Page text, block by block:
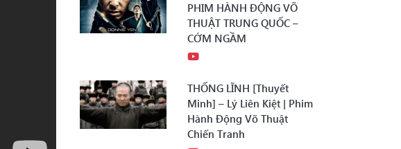
PHIM HÀNH ĐỘNG VÕ
THUẬT TRUNG QUỐC –
CỚM NGẦM
THỐNG LĨNH [Thuyết
Minh] – Lý Liên Kiệt | Phim
Hành Động Võ Thuật
Chiến Tranh